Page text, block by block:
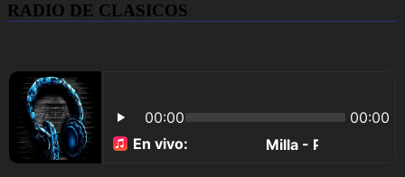
RADIO DE CLASICOS